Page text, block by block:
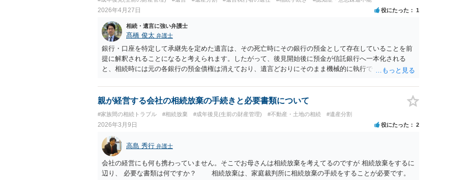
2026年4月27日 役にたった 1
相続・遺言に強い弁護士
髙橋 俊太 弁護士
銀行・口座を特定して承継先を定めた遺言は、その死亡時にその銀行の預金として存在していることを前
提に解釈されることになると考えられます。したがって、後見開始後に預金が信託銀行へ一本化される
と、相続時には元の各銀行の預金債権は消えており、遺言どおりにそのまま機械的に執行できるとは限ら
財産の帰属先を分けたかった」と読める場合は、信託移行前残高を基準に実質的に配分する余地を主張す
ること自体はあり得ると思いますが、これは解釈問題であり、相続人間の争いが生じ得るところです。
親が経営する会社の相続放棄の手続きと必要書類について
#家族間の相続トラブル #相続放棄 #成年後見(生前の財産管理) #不動産・土地の相続 #遺産分割
2026年3月9日 役にたった 2
高島 秀行 弁護士
会社の経営にも何も携わっていません。そこでお母さんは相続放棄を考えてるのですが 相続放棄をするに
辺り、 必要な書類は何ですか？ 相続放棄は、家庭裁判所に相続放棄の手続をすることが必要です。